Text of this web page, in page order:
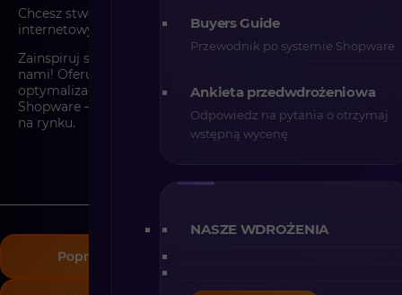
Buyers Guide
Przewodnik po systemie Shopware
Ankieta przedwdrożeniowa
Odpowiedz na pytania o otrzymaj
wstępną wycenę
NASZE WDROŻENIA
Chcesz stworzyć nowoczesny, efektywny sklep
internetowy, który wyróżni się na rynku?
Zainspiruj się projektem Sawade i zrealizuj swoją wizję z
nami! Oferujemy kompleksowe wsparcie w budowie i
optymalizacji sklepów e-commerce opartych na
Shopware – jednej z najbardziej innowacyjnych platform
na rynku.
Poprzedni projekt